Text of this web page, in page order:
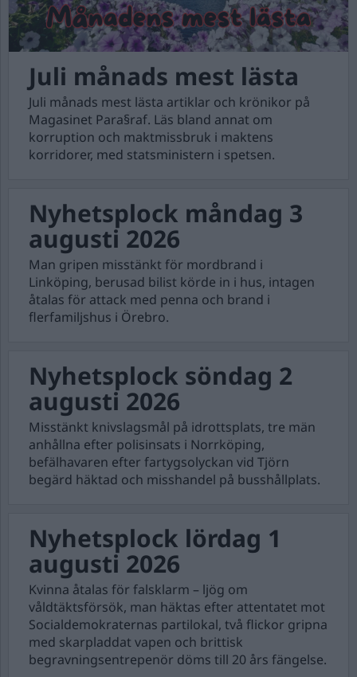
Juli månads mest lästa
Juli månads mest lästa artiklar och krönikor på
Magasinet Para§raf. Läs bland annat om
korruption och maktmissbruk i maktens
korridorer, med statsministern i spetsen.
Nyhetsplock måndag 3
augusti 2026
Man gripen misstänkt för mordbrand i
Linköping, berusad bilist körde in i hus, intagen
åtalas för attack med penna och brand i
flerfamiljshus i Örebro.
Nyhetsplock söndag 2
augusti 2026
Misstänkt knivslagsmål på idrottsplats, tre män
anhållna efter polisinsats i Norrköping,
befälhavaren efter fartygsolyckan vid Tjörn
begärd häktad och misshandel på busshållplats.
Nyhetsplock lördag 1
augusti 2026
Kvinna åtalas för falsklarm – ljög om
våldtäktsförsök, man häktas efter attentatet mot
Socialdemokraternas partilokal, två flickor gripna
med skarpladdat vapen och brittisk
begravningsentrepenör döms till 20 års fängelse.